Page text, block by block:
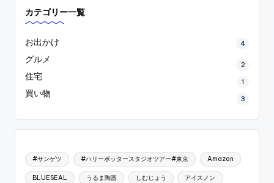
カテゴリー一覧
お出かけ 4
グルメ 2
住宅 1
買い物 3
#サンゲツ #ハリーポッタースタジオツアー#東京 Amazon
BLUESEAL うるま陶器 しむじょう アイスノン